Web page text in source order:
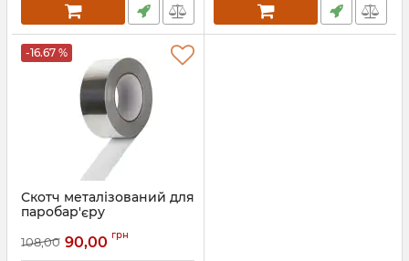
-16.67 %
Скотч металізований для
паробар'єру
108,00 90,00 грн